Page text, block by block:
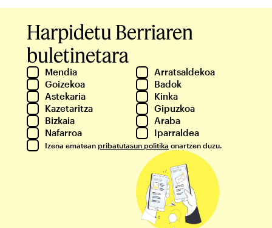
Harpidetu Berriaren
buletinetara
Mendia
Arratsaldekoa
Goizekoa
Badok
Astekaria
Kinka
Kazetaritza
Gipuzkoa
Bizkaia
Araba
Nafarroa
Iparraldea
Izena ematean pribatutasun politika onartzen duzu.